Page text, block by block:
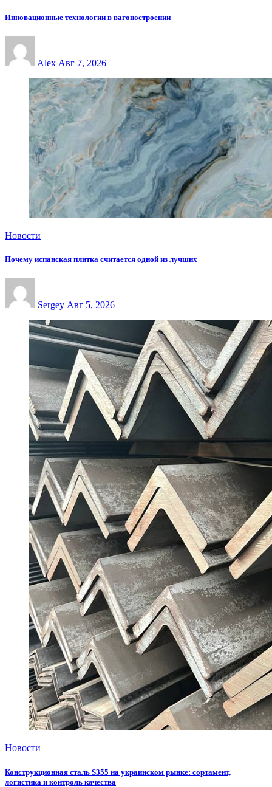
Инновационные технологии в вагоностроении
Alex Авг 7, 2026
Новости
Почему испанская плитка считается одной из лучших
Sergey Авг 5, 2026
Новости
Конструкционная сталь S355 на украинском рынке: сортамент,
логистика и контроль качества